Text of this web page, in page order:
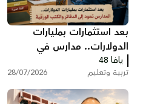
بعد استثمارات بمليارات
الدولارات.. مدارس في
الولايات المتحدة تعود إلى
الدفاتر والكتب الورقية
يافا 48
تربية وتعليم 28/07/2026